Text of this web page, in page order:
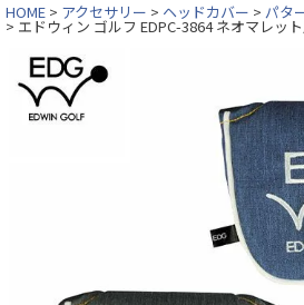
HOME アクセサリー ヘッドカバー パタ
エドウィン ゴルフ EDPC-3864 ネオマレッ